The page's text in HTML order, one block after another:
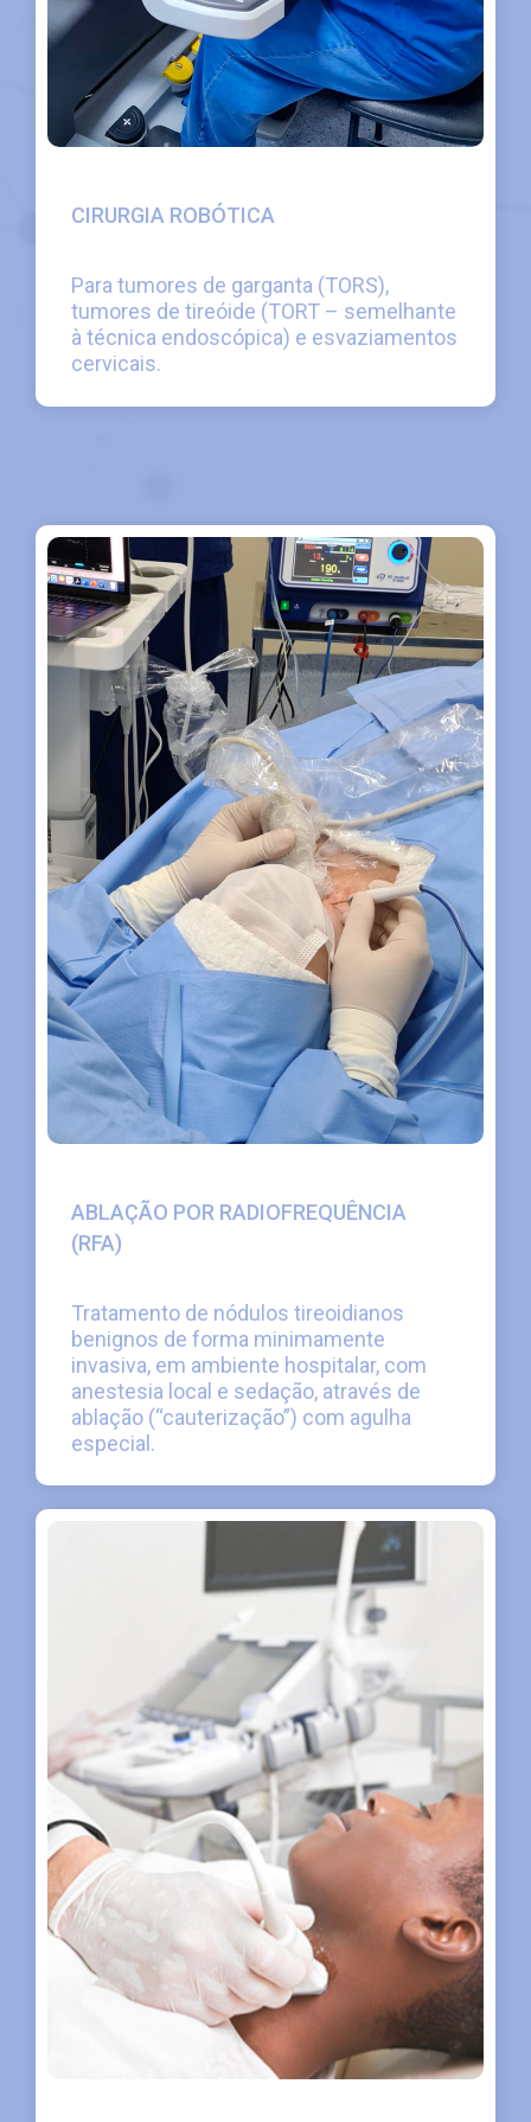
CIRURGIA ROBÓTICA
Para tumores de garganta (TORS),
tumores de tireóide (TORT – semelhante
à técnica endoscópica) e esvaziamentos
cervicais.
ABLAÇÃO POR RADIOFREQUÊNCIA
(RFA)
Tratamento de nódulos tireoidianos
benignos de forma minimamente
invasiva, em ambiente hospitalar, com
anestesia local e sedação, através de
ablação (“cauterização”) com agulha
especial.